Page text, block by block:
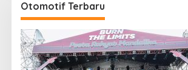
Otomotif Terbaru